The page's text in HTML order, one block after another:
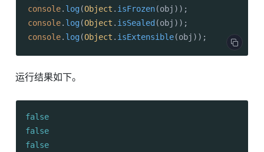
console. log(Object . isFrozen
console. log(Object . isSealed
console. log(Object . isExtensible(obj));
运行结果如下。
false
false
false